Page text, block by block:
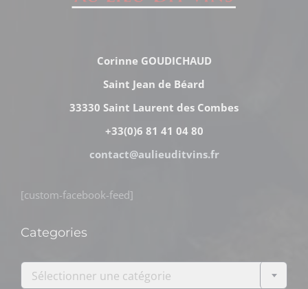
Corinne GOUDICHAUD
Saint Jean de Béard
33330 Saint Laurent des Combes
+33(0)6 81 41 04 80
contact@aulieuditvins.fr
[custom-facebook-feed]
Categories
Sélectionner une catégorie